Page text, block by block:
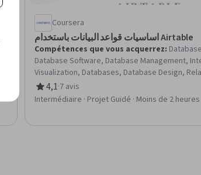
Coursera
اساسيات قواعد البيانات باستخدام Airtable
Compétences que vous acquerrez:
Database Software, Database Management,
Visualization, Databases, Database Design,
Databases, Database Management Systems
4,1
évaluation, 4,1 sur 5 étoiles
·7 avis
Intermédiaire · Projet Guidé · Moins de 2 heures